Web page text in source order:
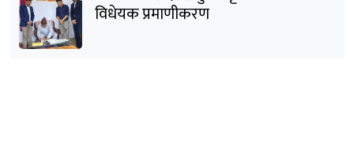
विधेयक प्रमाणीकरण